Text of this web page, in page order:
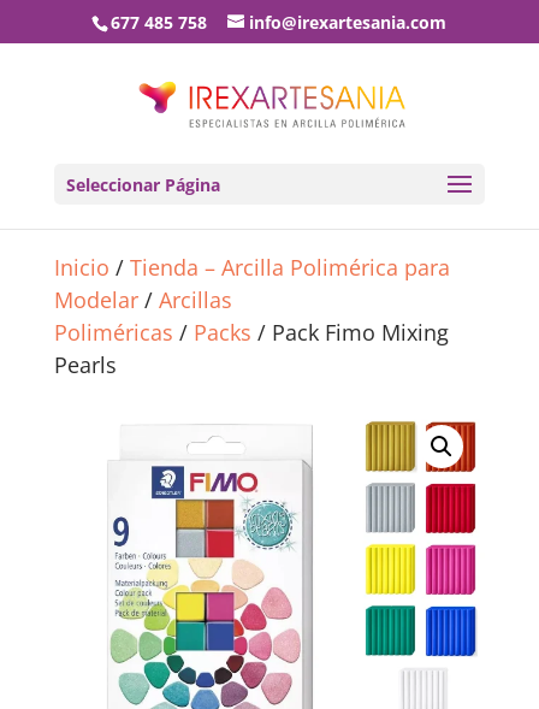
677 485 758 info@irexartesania.com
Seleccionar Página
Inicio / Tienda – Arcilla Polimérica para
Modelar/ Arcillas
Poliméricas / Packs / Pack Fimo Mixing
Pearls